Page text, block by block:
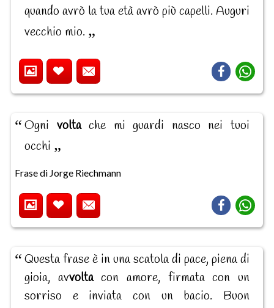
quando avrò la tua età avrò più capelli. Auguri
vecchio mio.
Ogni voltache mi guardi nasco nei tuoi
occhi
Frase di Jorge Riechmann
Questa frase è in una scatola di pace, piena di
gioia, avvoltacon amore, firmata con un
sorriso e inviata con un bacio. Buon